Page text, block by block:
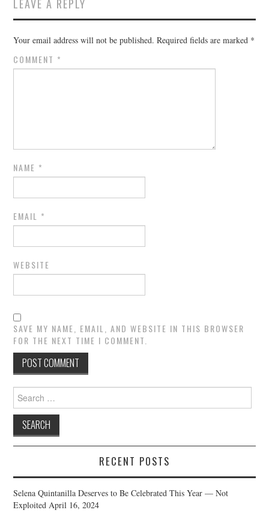
Your email address will not be published. Required fields are marked *
COMMENT *
NAME *
EMAIL *
WEBSITE
SAVE MY NAME, EMAIL, AND WEBSITE IN THIS BROWSER
FOR THE NEXT TIME I COMMENT.
for:
RECENT POSTS
Selena Quintanilla Deserves to Be Celebrated This Year — Not
Exploited April 16, 2024